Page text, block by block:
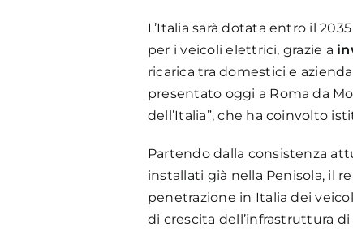
L’Italia sarà dotata entro il
per i veicoli elettrici, grazie a
ricarica tra domestici e
presentato oggi a Roma da
dell’Italia”, che ha coinvolto
Partendo dalla consistenza
installati già nella Penisola, il
penetrazione in Italia dei
di crescita dell’infrastruttura